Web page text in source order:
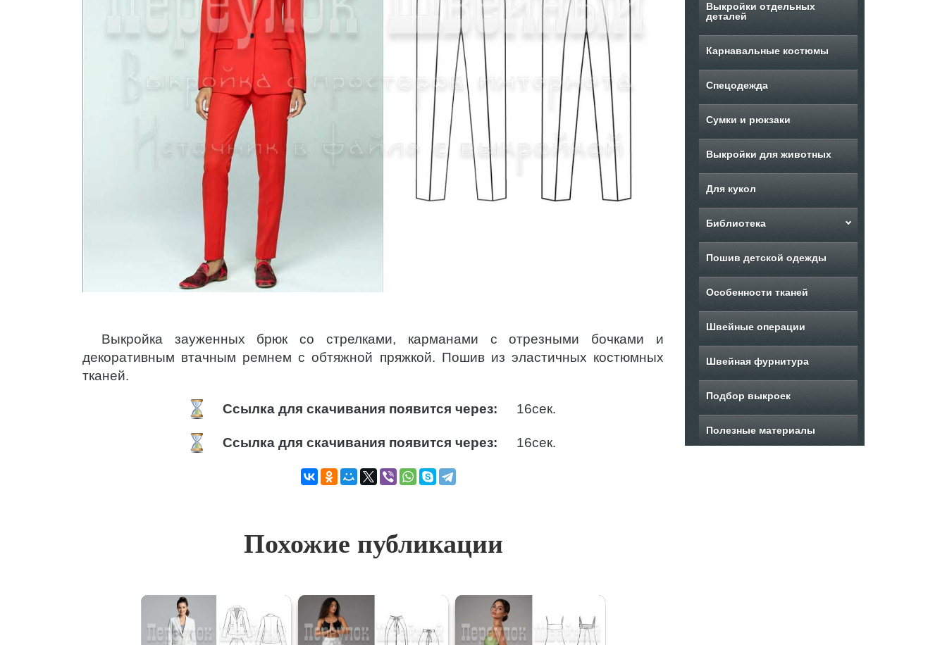
Выкройка зауженных брюк со стрелками, карманами с отрезными бочками и
декоративным втачным ремнем с обтяжной пряжкой. Пошив из эластичных костюмных
тканей.
Ссылка для скачивания появится через: 15сек.
Ссылка для скачивания появится через: 15сек.
Похожие публикации
Выкройки отдельных
деталей
Карнавальные костюмы
Спецодежда
Сумки и рюкзаки
Выкройки для животных
Для кукол
Библиотека
Пошив детской одежды
Особенности тканей
Швейные операции
Швейная фурнитура
Подбор выкроек
Полезные материалы